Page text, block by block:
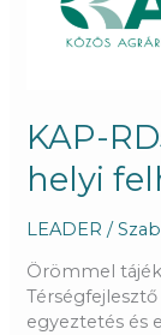
KAP-
helyi
LEADER /
Örömmel
egyeztetés és
megjelenése